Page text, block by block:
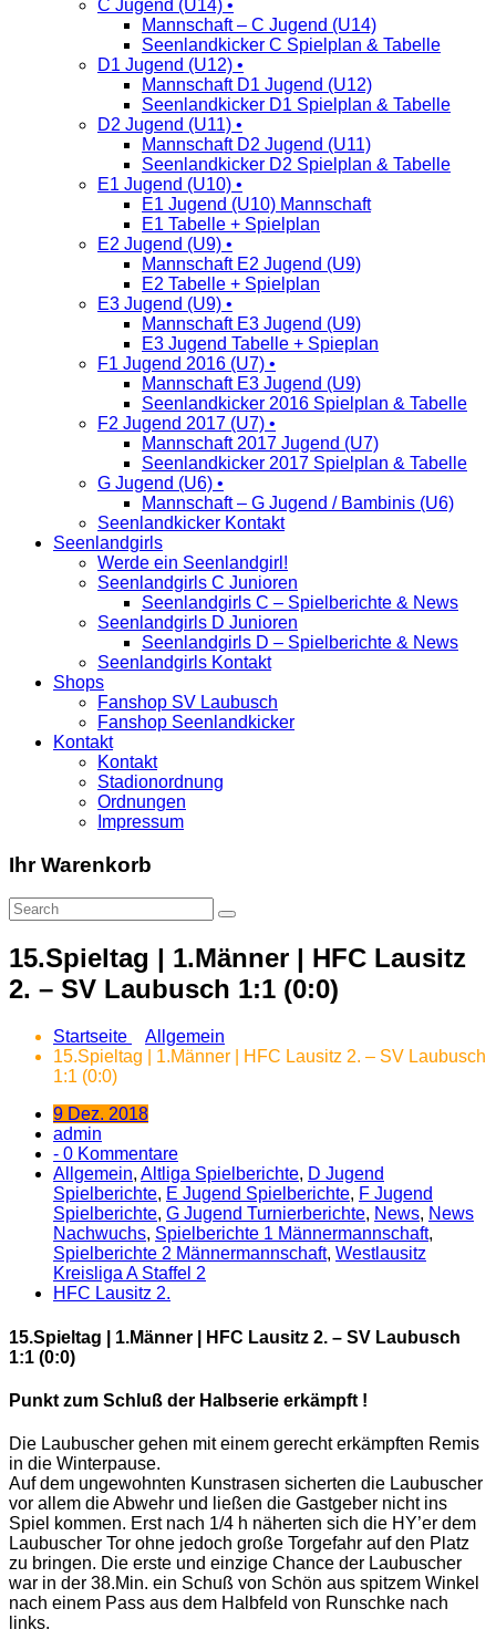
C Jugend (U14) •
Mannschaft – C Jugend (U14)
Seenlandkicker C Spielplan & Tabelle
D1 Jugend (U12) •
Mannschaft D1 Jugend (U12)
Seenlandkicker D1 Spielplan & Tabelle
D2 Jugend (U11) •
Mannschaft D2 Jugend (U11)
Seenlandkicker D2 Spielplan & Tabelle
E1 Jugend (U10) •
E1 Jugend (U10) Mannschaft
E1 Tabelle + Spielplan
E2 Jugend (U9) •
Mannschaft E2 Jugend (U9)
E2 Tabelle + Spielplan
E3 Jugend (U9) •
Mannschaft E3 Jugend (U9)
E3 Jugend Tabelle + Spieplan
F1 Jugend 2016 (U7) •
Mannschaft E3 Jugend (U9)
Seenlandkicker 2016 Spielplan & Tabelle
F2 Jugend 2017 (U7) •
Mannschaft 2017 Jugend (U7)
Seenlandkicker 2017 Spielplan & Tabelle
G Jugend (U6) •
Mannschaft – G Jugend / Bambinis (U6)
Seenlandkicker Kontakt
Seenlandgirls
Werde ein Seenlandgirl!
Seenlandgirls C Junioren
Seenlandgirls C – Spielberichte & News
Seenlandgirls D Junioren
Seenlandgirls D – Spielberichte & News
Seenlandgirls Kontakt
Shops
Fanshop SV Laubusch
Fanshop Seenlandkicker
Kontakt
Kontakt
Stadionordnung
Ordnungen
Impressum
Ihr Warenkorb
15.Spieltag | 1.Männer | HFC Lausitz
2. – SV Laubusch 1:1 (0:0)
Startseite
Allgemein
15.Spieltag | 1.Männer | HFC Lausitz 2. – SV Laubusch
1:1 (0:0)
9 Dez. 2018
admin
- 0 Kommentare
Allgemein, Altliga Spielberichte, D Jugend
Spielberichte, E Jugend Spielberichte, F Jugend
Spielberichte, G Jugend Turnierberichte, News, News
Nachwuchs, Spielberichte 1 Männermannschaft,
Spielberichte 2 Männermannschaft, Westlausitz
Kreisliga A Staffel 2
HFC Lausitz 2.
15.Spieltag | 1.Männer | HFC Lausitz 2. – SV Laubusch
1:1 (0:0)
Punkt zum Schluß der Halbserie erkämpft !
Die Laubuscher gehen mit einem gerecht erkämpften Remis
in die Winterpause.
Auf dem ungewohnten Kunstrasen sicherten die Laubuscher
vor allem die Abwehr und ließen die Gastgeber nicht ins
Spiel kommen. Erst nach 1/4 h näherten sich die HY’er dem
Laubuscher Tor ohne jedoch große Torgefahr auf den Platz
zu bringen. Die erste und einzige Chance der Laubuscher
war in der 38.Min. ein Schuß von Schön aus spitzem Winkel
nach einem Pass aus dem Halbfeld von Runschke nach
links.